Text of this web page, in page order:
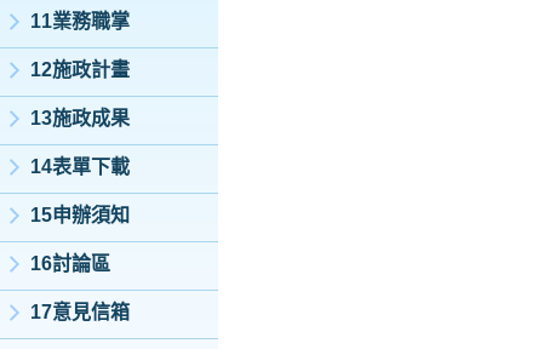
11業務職掌
12施政計畫
13施政成果
14表單下載
15申辦須知
16討論區
17意見信箱